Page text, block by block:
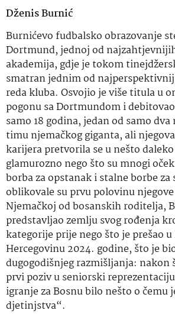
Dženis Burnić
Burnićevo fudbalsko obrazovanje
Dortmund, jednoj od
akademija, gdje je tokom
smatran jednim od
reda kluba. Osvojio je više titula u
pogonu sa Dortmundom i
samo 18 godina, jedan od samo
timu njemačkog giganta, ali
karijera pretvorila se u nešto
glamurozno nego što su mnogi
borba za opstanak i stalne borbe
oblikovale su prvu polovinu
Njemačkoj od bosanskih roditelja,
predstavljao zemlju svog rođenja
kategorije prije nego što je prešao
Hercegovinu 2024. godine, što je
dugogodišnjeg razmišljanja: nakon
prvi poziv u seniorski
igranje za Bosnu bilo nešto o čemu
djetinjstva“.